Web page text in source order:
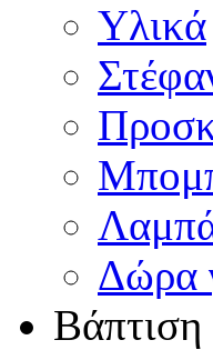
Υλικά
Δώρα
Βάπτιση